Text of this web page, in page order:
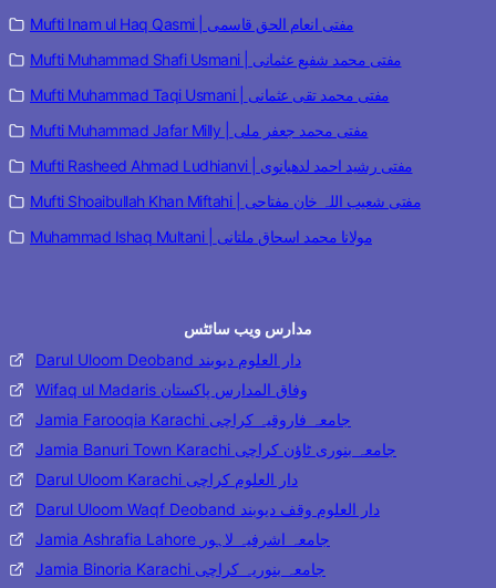
Mufti Inam ul Haq Qasmi | مفتی انعام الحق قاسمی
Mufti Muhammad Shafi Usmani | مفتی محمد شفیع عثمانی
Mufti Muhammad Taqi Usmani | مفتی محمد تقی عثمانی
Mufti Muhammad Jafar Milly | مفتی محمد جعفر ملی
Mufti Rasheed Ahmad Ludhianvi | مفتی رشید احمد لدھیانوی
Mufti Shoaibullah Khan Miftahi | مفتی شعیب اللہ خان مفتاحی
Muhammad Ishaq Multani | مولانا محمد اسحاق ملتانی
مدارس ویب سائٹس
Darul Uloom Deoband دار العلوم دیوبند
Wifaq ul Madaris وفاق المدارس پاکستان
Jamia Farooqia Karachi جامعہ فاروقیہ کراچی
Jamia Banuri Town Karachi جامعہ بنوری ٹاؤن کراچی
Darul Uloom Karachi دار العلوم کراچی
Darul Uloom Waqf Deoband دار العلوم وقف دیوبند
Jamia Ashrafia Lahore جامعہ اشرفیہ لاہور
Jamia Binoria Karachi جامعہ بنوریہ کراچی